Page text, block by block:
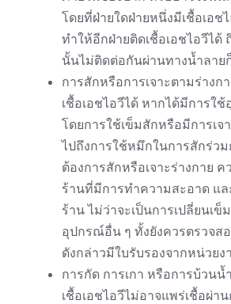
โดยที่ฝ่ายใดฝ่ายหนึ่งมีเชื้อเอช
ทำให้อีกฝ่ายติดเชื้อเอชไอวีได้
นั้นไม่ติดต่อกันผ่านทางน้ำลาย
การสักหรือการเจาะตามร่างก
เชื้อเอชไอวีได้ หากได้มีการใ
โดยการใช้เข็มสักหรือมีการเจ
ไปถึงการใช้หมึกในการสักร่ว
ต้องการสักหรือเจาะร่างกาย ค
ร้านที่มีการทำความสะอาด แ
ร้าน ไม่ว่าจะเป็นการเปลี่ยนเ
อุปกรณ์อื่น ๆ ทั้งยังควรตรวจส
ดังกล่าวมีใบรับรองจากหน่วย
การกัด การเกา หรือการบ้วนน้
เชื้อเอชไอวีไม่อาจแพร่เชื้อผ่า